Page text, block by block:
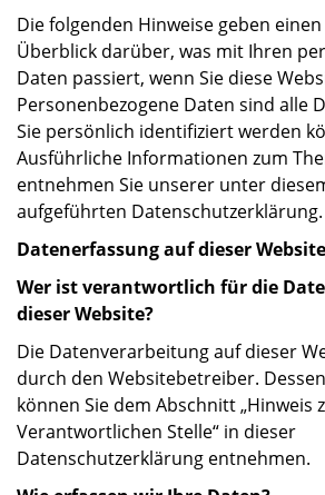
Die folgenden Hinweise geben
Überblick darüber, was mit Ihren
Daten passiert, wenn Sie diese
Personenbezogene Daten sind alle
Sie persönlich identifiziert werden
Ausführliche Informationen zum
entnehmen Sie unserer unter
aufgeführten Datenschutzerklärung.
Datenerfassung auf dieser Website
Wer ist verantwortlich für die
dieser Website?
Die Datenverarbeitung auf dieser
durch den Websitebetreiber.
können Sie dem Abschnitt „Hinweis
Verantwortlichen Stelle“ in dieser
Datenschutzerklärung entnehmen.